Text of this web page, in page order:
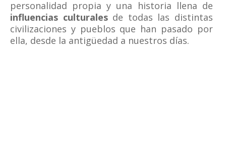
personalidad propia y una historia llena de
influencias culturalesde todas las distintas
civilizaciones y pueblos que han pasado por
ella, desde la antigüedad a nuestros días.